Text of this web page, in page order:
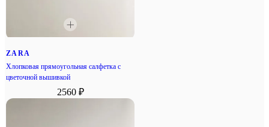
ZARA
Хлопковая прямоугольная салфетка с
цветочной вышивкой
2560 ₽